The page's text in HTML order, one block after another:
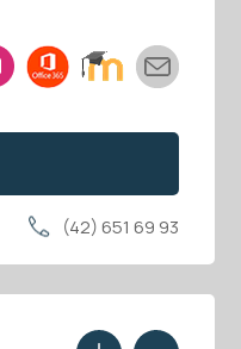
(42) 651 69 93